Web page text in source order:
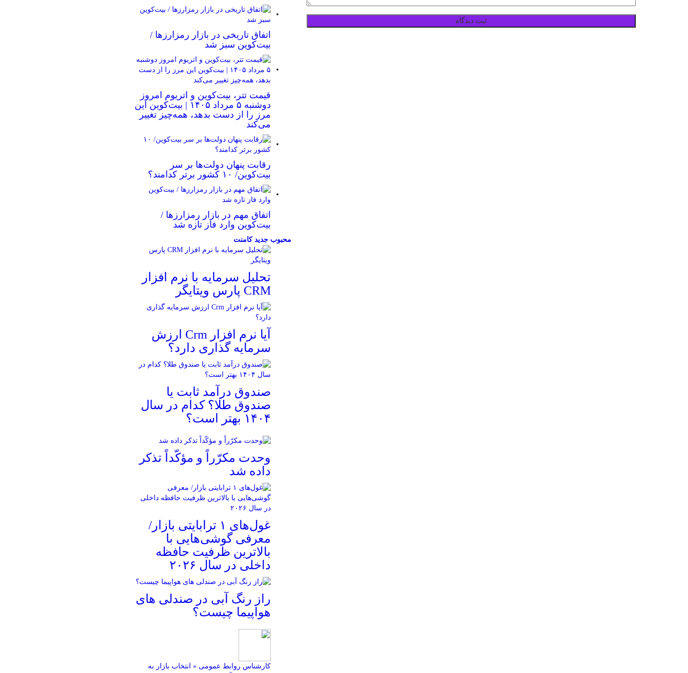
اتفاق تاریخی در بازار رمزارزها /
بیت‌کوین سبز شد
قیمت تتر، بیت‌کوین و اتریوم امروز
دوشنبه ۵ مرداد ۱۴۰۵ | بیت‌کوین این
مرز را از دست بدهد، همه‌چیز تغییر
می‌کند
رقابت پنهان دولت‌ها بر سر
بیت‌کوین/ ۱۰ کشور برتر کدامند؟
اتفاق مهم در بازار رمزارزها /
بیت‌کوین وارد فاز تازه شد
محبوبجدیدکامنت
تحلیل سرمایه با نرم افزار
CRM پارس ویتایگر
آیا نرم افزار Crm ارزش
سرمایه گذاری دارد؟
صندوق درآمد ثابت یا
صندوق طلا؟ کدام در سال
۱۴۰۴ بهتر است؟
وحدت مکرّراً و مؤکّداً تذکر
داده شد
غول‌های ۱ ترابایتی بازار/
معرفی گوشی‌هایی با
بالاترین ظرفیت حافظه
داخلی در سال ۲۰۲۶
راز رنگ آبی در صندلی های
هواپیما چیست؟
کارشناس روابط عمومی » انتخاب بازار به